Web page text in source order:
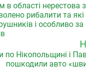
в області нерестова
рибалити та
і особливо за
по Нікопольщині і
пошкодили авто